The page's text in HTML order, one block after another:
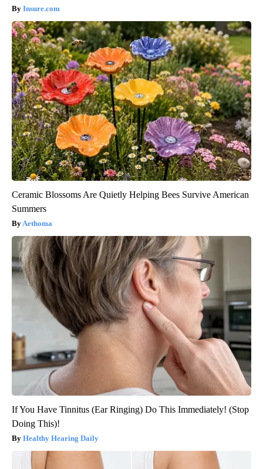
Insure.com
Ceramic Blossoms Are Quietly Helping Bees Survive American
Summers
Aethoma
If You Have Tinnitus (Ear Ringing) Do This Immediately! (Stop
Doing This)!
Healthy Hearing Daily